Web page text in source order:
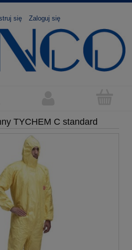
się Zaloguj się
TYCHEM C standard